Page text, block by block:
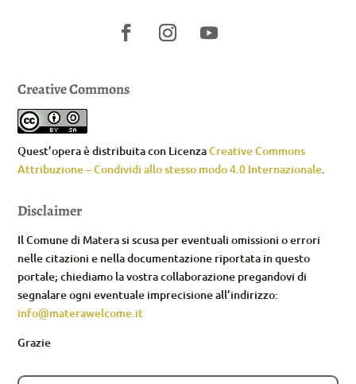
Creative Commons
Quest’opera è distribuita con LicenzaCreative Commons
Attribuzione – Condividi allo stesso modo 4.0 Internazionale.
Disclaimer
Il Comune di Matera si scusa per eventuali omissioni o errori
nelle citazioni e nella documentazione riportata in questo
portale; chiediamo la vostra collaborazione pregandovi di
segnalare ogni eventuale imprecisione all’indirizzo:
info@materawelcome.it
Grazie